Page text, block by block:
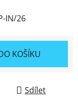
IN/26
KOŠÍKU
Sdílet